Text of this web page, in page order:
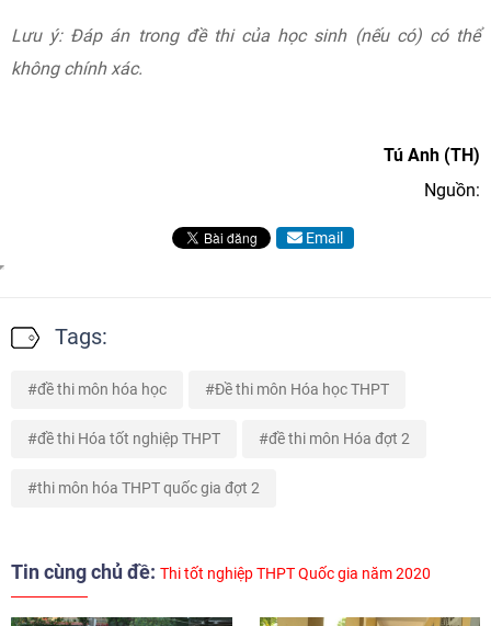
Lưu ý: Đáp án trong đề thi của học sinh (nếu có) có thể
không chính xác.
Tú Anh (TH)
Nguồn:
Email
Tags:
đề thi môn hóa học Đề thi môn Hóa học THPT
đề thi Hóa tốt nghiệp THPT đề thi môn Hóa đợt 2
thi môn hóa THPT quốc gia đợt 2
Tin cùng chủ đề: Thi tốt nghiệp THPT Quốc gia năm 2020